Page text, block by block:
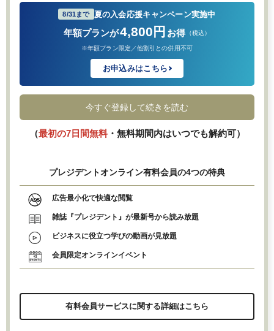
8/31まで 夏の入会応援キャンペーン実施中
年額プランが4,800円 お得 （税込）
※年額プラン限定／他割引との併用不可
お申込みはこちら
今すぐ登録して続きを読む
（最初の7日間無料・無料期間内はいつでも解約可）
プレジデントオンライン有料会員の4つの特典
広告最小化で快適な閲覧
雑誌『プレジデント』が最新号から読み放題
ビジネスに役立つ学びの動画が見放題
会員限定オンラインイベント
有料会員サービスに関する詳細はこちら